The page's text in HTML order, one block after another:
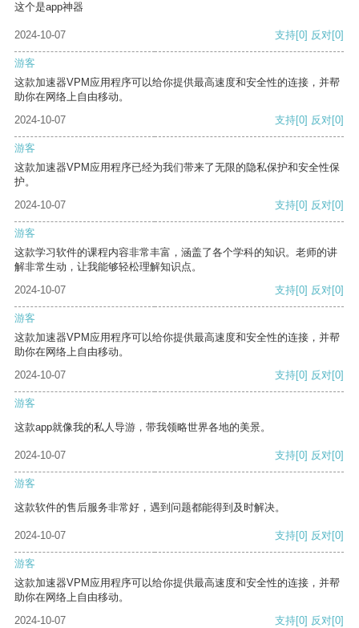
这个是app神器
2024-10-07 支持[0] 反对[0]
游客
这款加速器VPM应用程序可以给你提供最高速度和安全性的连接，并帮
助你在网络上自由移动。
2024-10-07
支持[0] 反对[0]
游客
这款加速器VPM应用程序已经为我们带来了无限的隐私保护和安全性保
护。
2024-10-07
支持[0] 反对[0]
游客
这款学习软件的课程内容非常丰富，涵盖了各个学科的知识。老师的讲
解非常生动，让我能够轻松理解知识点。
2024-10-07
支持[0] 反对[0]
游客
这款加速器VPM应用程序可以给你提供最高速度和安全性的连接，并帮
助你在网络上自由移动。
2024-10-07
支持[0] 反对[0]
游客
这款app就像我的私人导游，带我领略世界各地的美景。
2024-10-07 支持[0] 反对[0]
游客
这款软件的售后服务非常好，遇到问题都能得到及时解决。
2024-10-07 支持[0] 反对[0]
游客
这款加速器VPM应用程序可以给你提供最高速度和安全性的连接，并帮
助你在网络上自由移动。
2024-10-07
支持[0] 反对[0]